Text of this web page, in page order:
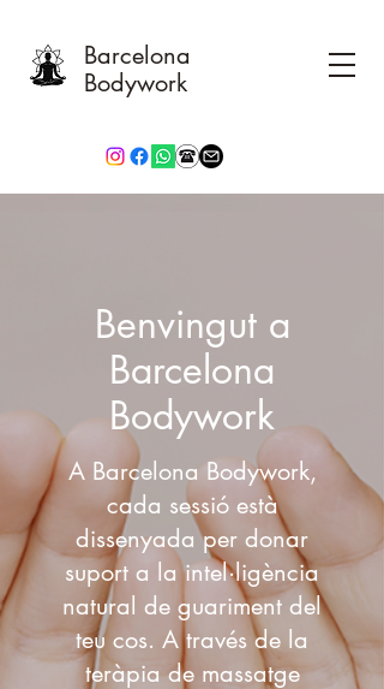
Barcelona
Bodywork
Benvingut a
Barcelona
Bodywork
A Barcelona Bodywork,
cada sessió està
dissenyada per donar
suport a la intel·ligència
natural de guariment del
teu cos. A través de la
teràpia de massatge